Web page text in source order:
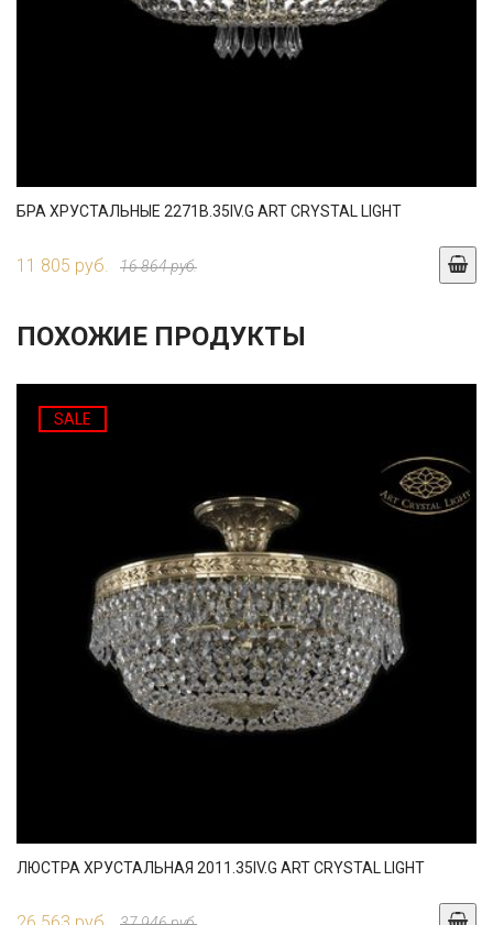
БРА ХРУСТАЛЬНЫЕ 2271B.35IV.G ART CRYSTAL LIGHT
11 805 руб. 16 864 руб.
ПОХОЖИЕ ПРОДУКТЫ
SALE
ЛЮСТРА ХРУСТАЛЬНАЯ 2011.35IV.G ART CRYSTAL LIGHT